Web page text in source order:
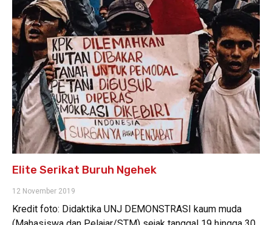
Elite Serikat Buruh Ngehek
12 November 2019
Kredit foto: Didaktika UNJ DEMONSTRASI kaum muda